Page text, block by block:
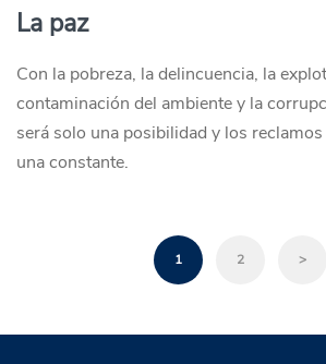
La paz
Con la pobreza, la delincuencia, la
contaminación del ambiente y la
será solo una posibilidad y los
una constante.
1 2 >